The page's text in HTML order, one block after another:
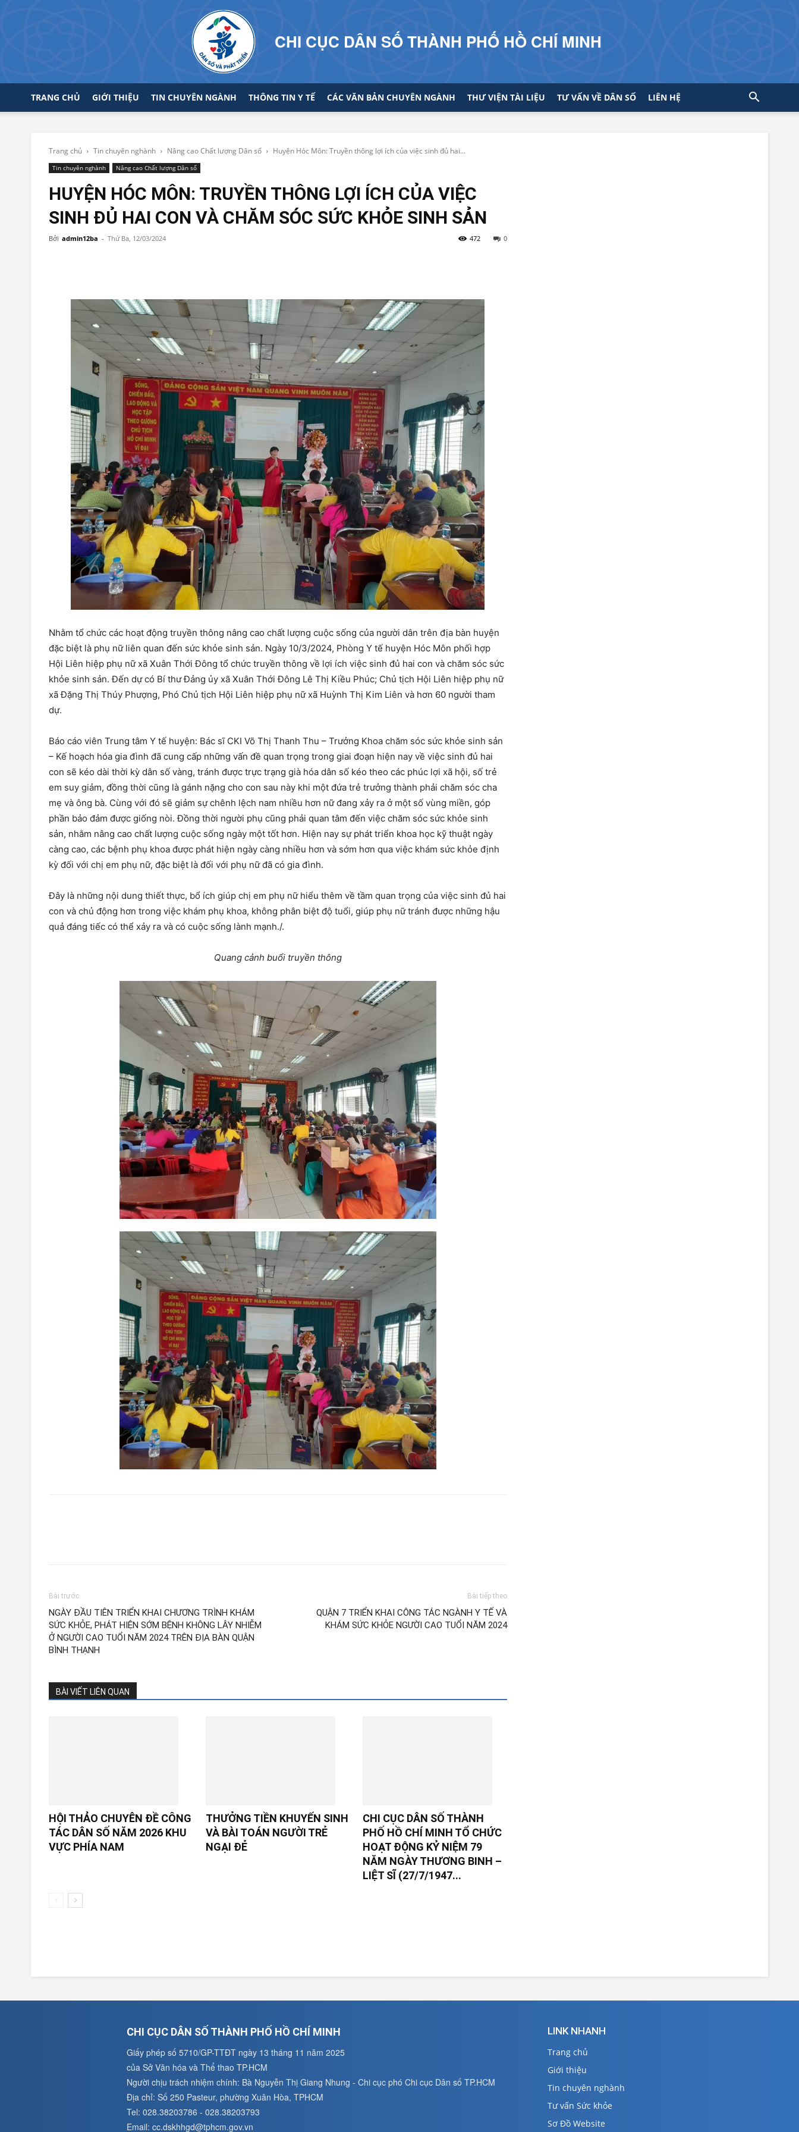
CHI CỤC DÂN SỐ THÀNH PHỐ HỒ CHÍ MINH
TRANG CHỦ GIỚI THIỆU TIN CHUYÊN NGÀNH THÔNG TIN Y TẾ CÁC VĂN BẢN CHUYÊN NGÀNH THƯ VIỆN TÀI LIỆU TƯ VẤN VỀ DÂN SỐ LIÊN HỆ
Trang chủ Tin chuyên nghành Nâng cao Chất lượng Dân số Huyện Hóc Môn: Truyền thông lợi ích của việc sinh đủ hai...
Tin chuyên nghành Nâng cao Chất lượng Dân số
HUYỆN HÓC MÔN: TRUYỀN THÔNG LỢI ÍCH CỦA VIỆC
SINH ĐỦ HAI CON VÀ CHĂM SÓC SỨC KHỎE SINH SẢN
Bởi admin12ba - Thứ Ba, 12/03/2024 0
472
Nhằm tổ chức các hoạt động truyền thông nâng cao chất lượng cuộc sống của người dân trên địa bàn huyện
đặc biệt là phụ nữ liên quan đến sức khỏe sinh sản. Ngày 10/3/2024, Phòng Y tế huyện Hóc Môn phối hợp
Hội Liên hiệp phụ nữ xã Xuân Thới Đông tổ chức truyền thông về lợi ích việc sinh đủ hai con và chăm sóc sức
khỏe sinh sản. Đến dự có Bí thư Đảng ủy xã Xuân Thới Đông Lê Thị Kiều Phúc; Chủ tịch Hội Liên hiệp phụ nữ
xã Đặng Thị Thúy Phượng, Phó Chủ tịch Hội Liên hiệp phụ nữ xã Huỳnh Thị Kim Liên và hơn 60 người tham
dự.
Báo cáo viên Trung tâm Y tế huyện: Bác sĩ CKI Võ Thị Thanh Thu – Trưởng Khoa chăm sóc sức khỏe sinh sản
– Kế hoạch hóa gia đình đã cung cấp những vấn đề quan trọng trong giai đoạn hiện nay về việc sinh đủ hai
con sẽ kéo dài thời kỳ dân số vàng, tránh được trực trạng già hóa dân số kéo theo các phúc lợi xã hội, số trẻ
em suy giảm, đồng thời cũng là gánh nặng cho con sau này khi một đứa trẻ trưởng thành phải chăm sóc cha
mẹ và ông bà. Cùng với đó sẽ giảm sự chênh lệch nam nhiều hơn nữ đang xảy ra ở một số vùng miền, góp
phần bảo đảm được giống nòi. Đồng thời người phụ cũng phải quan tâm đến việc chăm sóc sức khỏe sinh
sản, nhằm nâng cao chất lượng cuộc sống ngày một tốt hơn. Hiện nay sự phát triển khoa học kỹ thuật ngày
càng cao, các bệnh phụ khoa được phát hiện ngày càng nhiều hơn và sớm hơn qua việc khám sức khỏe định
kỳ đối với chị em phụ nữ, đặc biệt là đối với phụ nữ đã có gia đình.
Đây là những nội dung thiết thực, bổ ích giúp chị em phụ nữ hiểu thêm về tầm quan trọng của việc sinh đủ hai
con và chủ động hơn trong việc khám phụ khoa, không phân biệt độ tuổi, giúp phụ nữ tránh được những hậu
quả đáng tiếc có thể xảy ra và có cuộc sống lành mạnh./.
Quang cảnh buổi truyền thông
Bài trước
NGÀY ĐẦU TIÊN TRIỂN KHAI CHƯƠNG TRÌNH KHÁM
SỨC KHỎE, PHÁT HIỆN SỚM BỆNH KHÔNG LÂY NHIỄM
Ở NGƯỜI CAO TUỔI NĂM 2024 TRÊN ĐỊA BÀN QUẬN
BÌNH THẠNH
Bài tiếp theo
QUẬN 7 TRIỂN KHAI CÔNG TÁC NGÀNH Y TẾ VÀ
KHÁM SỨC KHỎE NGƯỜI CAO TUỔI NĂM 2024
BÀI VIẾT LIÊN QUAN
HỘI THẢO CHUYÊN ĐỀ CÔNG
TÁC DÂN SỐ NĂM 2026 KHU
VỰC PHÍA NAM
THƯỞNG TIỀN KHUYẾN SINH
VÀ BÀI TOÁN NGƯỜI TRẺ
NGẠI ĐẺ
CHI CỤC DÂN SỐ THÀNH
PHỐ HỒ CHÍ MINH TỔ CHỨC
HOẠT ĐỘNG KỶ NIỆM 79
NĂM NGÀY THƯƠNG BINH –
LIỆT SĨ (27/7/1947...
CHI CỤC DÂN SỐ THÀNH PHỐ HỒ CHÍ MINH
Giấy phép số 5710/GP-TTĐT ngày 13 tháng 11 năm 2025
của Sở Văn hóa và Thể thao TP.HCM
Người chịu trách nhiệm chính: Bà Nguyễn Thị Giang Nhung - Chi cục phó Chi cục Dân số TP.HCM
Địa chỉ: Số 250 Pasteur, phường Xuân Hòa, TPHCM
Tel: 028.38203786 - 028.38203793
Email: cc.dskhhgd@tphcm.gov.vn
LINK NHANH
Trang chủ
Giới thiệu
Tin chuyên nghành
Tư vấn Sức khỏe
Sơ Đồ Website